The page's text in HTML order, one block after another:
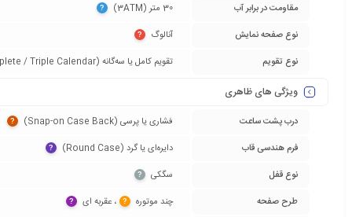
مقاومت در برابر آب 30 متر (3ATM)‏ ?
نوع صفحه نمایش آنالوگ‏ ?
نوع تقویم تقویم کامل یا سه‌گانه (Complete / Triple Calendar)‏
ویژگی های ظاهری
درب پشت ساعت فشاری یا پرسی (Snap-on Case Back)‏ ?
فرم هندسی قاب دایره‌ای یا گرد (Round Case)‏ ?
نوع قفل سگکی‏ ?
طرح صفحه چند موتوره‏ ? ‏، عقربه ای‏ ?